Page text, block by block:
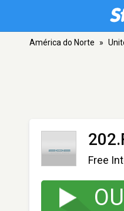
América do Norte »
Free